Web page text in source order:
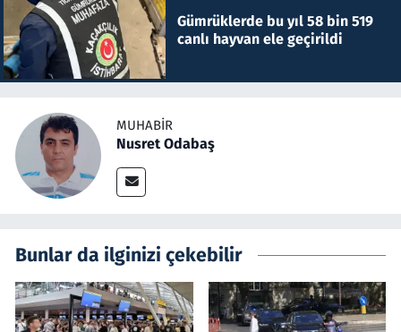
Gümrüklerde bu yıl 58 bin 519
canlı hayvan ele geçirildi
MUHABIR
Nusret Odabaş
Bunlar da ilginizi çekebilir